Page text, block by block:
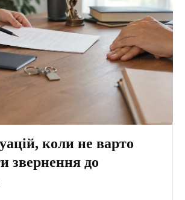
коли не варто
звернення до